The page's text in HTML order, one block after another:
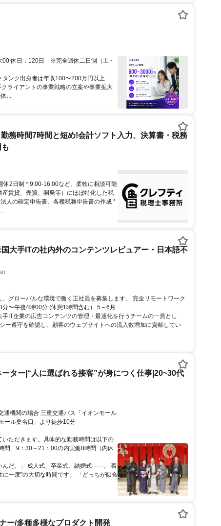
休日：120日 ※完全週休二日制（土・
ンク出身者は年収100〜200万円以上
ライアントの事業戦略の立案や事業拡大
...
務時間7時間と短め!会計ソフト入力、決算書・税務
休2日制 * 9:00-16:00など、柔軟に相談可能
賃貸、売買、開発等）にほぼ特化した税
人の確定申告書、各種税務申告書の作成 *
国大手ITの社内外のコンテンツレビュアー・日本語不
グローバルな環境で働く正社員を募集します。 完全リモートワーク
〜午後4時00分 (休憩1時間含む） 5－6月...
IT企業の広告コンテンツの管理・最適化を行うチームの一員とし
ー遵守を確認し、顧客のウェブサイトへの流入数増加に貢献してい
ター|“人に選ばれる接客”が身につく仕事|20~30代
「イオンモール桑名口」より徒歩10分
ただきます。具体的な勤務時間は以下の
間 9：30～21：00の内実働8時間（内休
んだ。」 成人式、卒業式、結婚式――。 着
一度”の大切な時間です。 「どっちが似合
ー/多種多様なプロダクト開発